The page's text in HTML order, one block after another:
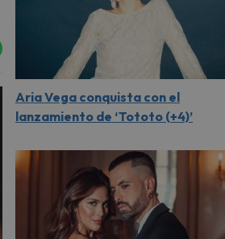
Aria Vega conquista con el
lanzamiento de ‘Tototo (+4)’